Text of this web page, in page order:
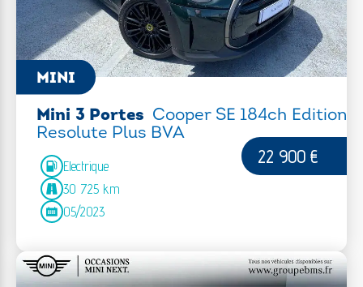
MINI
Mini 3 Portes Cooper SE 184ch Edition
Resolute Plus BVA
Electrique
30 725 km
05/2023
22 900 €